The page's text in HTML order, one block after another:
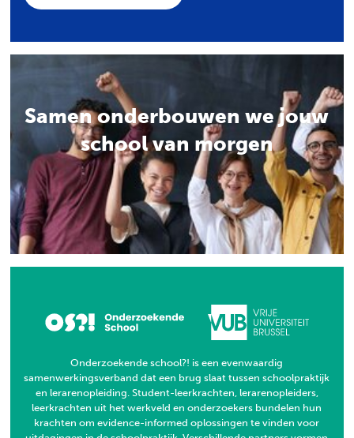
Samen onderbouwen we jouw
school van morgen
Onderzoekende school?! is een evenwaardig
samenwerkingsverband dat een brug slaat tussen schoolpraktijk
en lerarenopleiding. Student-leerkrachten, lerarenopleiders,
leerkrachten uit het werkveld en onderzoekers bundelen hun
krachten om evidence-informed oplossingen te vinden voor